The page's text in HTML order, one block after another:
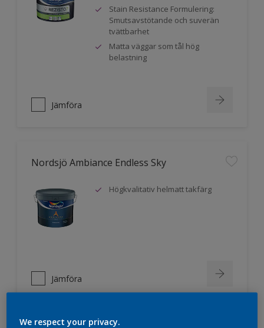
Stain Resistance Formulering:
Smutsavstötande och suverän
tvättbarhet
Matta väggar som tål hög
belastning
Jämföra
Nordsjö Ambiance Endless Sky
Högkvalitativ helmatt takfärg
Jämföra
We respect your privacy.